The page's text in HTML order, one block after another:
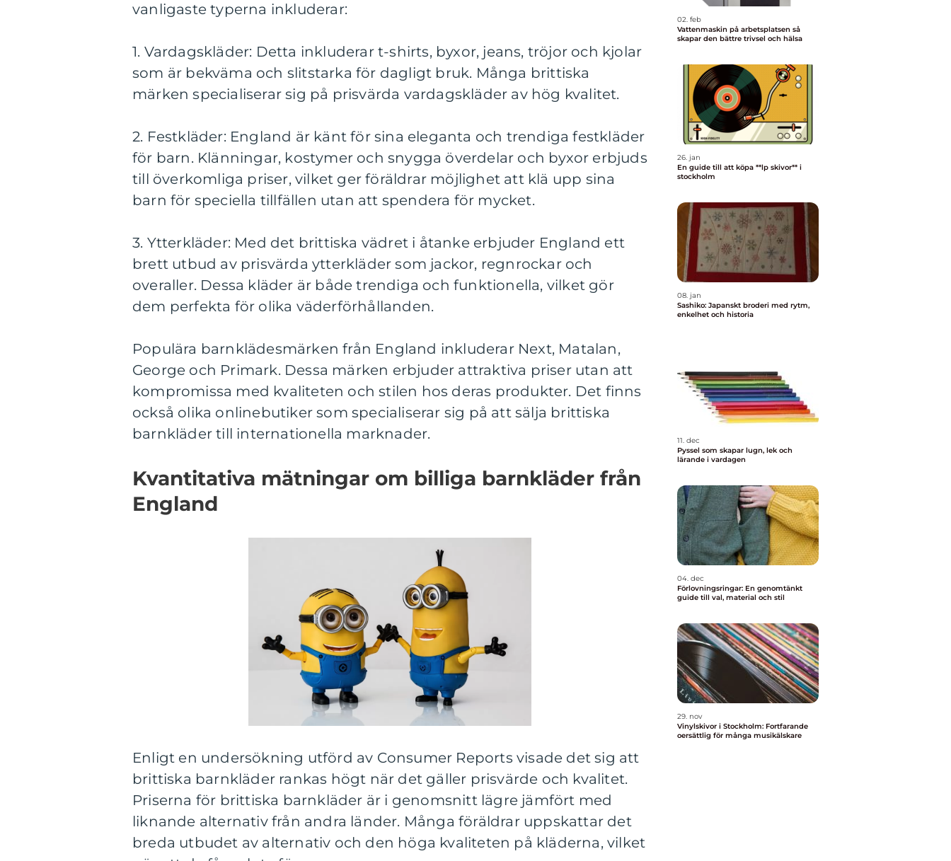
vanligaste typerna inkluderar:
1. Vardagskläder: Detta inkluderar t-shirts, byxor, jeans, tröjor och kjolar
som är bekväma och slitstarka för dagligt bruk. Många brittiska
märken specialiserar sig på prisvärda vardagskläder av hög kvalitet.
2. Festkläder: England är känt för sina eleganta och trendiga festkläder
för barn. Klänningar, kostymer och snygga överdelar och byxor erbjuds
till överkomliga priser, vilket ger föräldrar möjlighet att klä upp sina
barn för speciella tillfällen utan att spendera för mycket.
3. Ytterkläder: Med det brittiska vädret i åtanke erbjuder England ett
brett utbud av prisvärda ytterkläder som jackor, regnrockar och
overaller. Dessa kläder är både trendiga och funktionella, vilket gör
dem perfekta för olika väderförhållanden.
Populära barnklädesmärken från England inkluderar Next, Matalan,
George och Primark. Dessa märken erbjuder attraktiva priser utan att
kompromissa med kvaliteten och stilen hos deras produkter. Det finns
också olika onlinebutiker som specialiserar sig på att sälja brittiska
barnkläder till internationella marknader.
Kvantitativa mätningar om billiga barnkläder från
England
Enligt en undersökning utförd av Consumer Reports visade det sig att
brittiska barnkläder rankas högt när det gäller prisvärde och kvalitet.
Priserna för brittiska barnkläder är i genomsnitt lägre jämfört med
liknande alternativ från andra länder. Många föräldrar uppskattar det
breda utbudet av alternativ och den höga kvaliteten på kläderna, vilket
02. feb
Vattenmaskin på arbetsplatsen så
skapar den bättre trivsel och hälsa
26. jan
En guide till att köpa **lp skivor** i
stockholm
08. jan
Sashiko: Japanskt broderi med rytm,
enkelhet och historia
11. dec
Pyssel som skapar lugn, lek och
lärande i vardagen
04. dec
Förlovningsringar: En genomtänkt
guide till val, material och stil
29. nov
Vinylskivor i Stockholm: Fortfarande
oersättlig för många musikälskare